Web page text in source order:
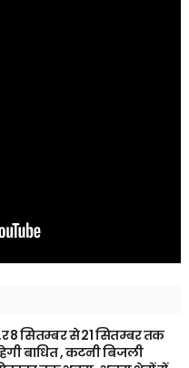
8 सितम्बर से 21 सितम्बर तक
बाधित , कटनी बिजली